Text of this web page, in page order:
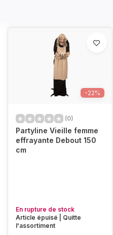
-22%
(0)
Partyline Vieille femme
effrayante Debout 150
cm
En rupture de stock
Article épuisé | Quitte
l'assortiment